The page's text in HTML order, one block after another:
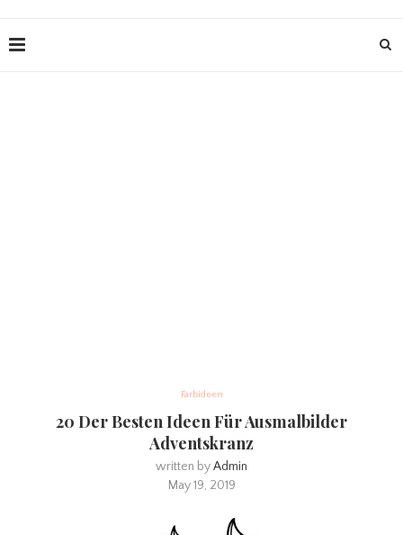
Farbideen
20 Der Besten Ideen Für Ausmalbilder
Adventskranz
written byAdmin
May 19, 2019